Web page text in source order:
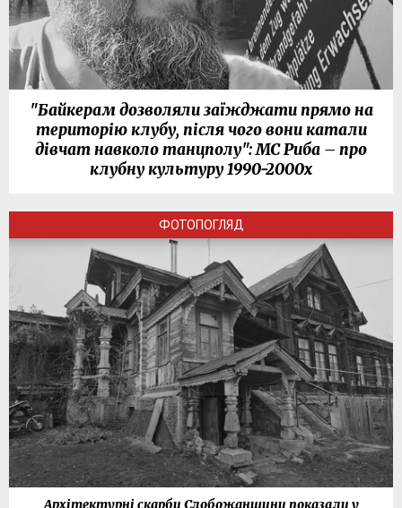
"Байкерам дозволяли заїжджати прямо на
територію клубу, після чого вони катали
дівчат навколо танцполу": МС Риба – про
клубну культуру 1990-2000х
ФОТОПОГЛЯД
Архітектурні скарби Слобожанщини показали у